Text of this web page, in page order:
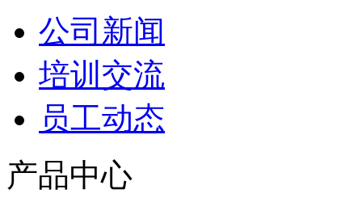
公司新闻
培训交流
员工动态
产品中心